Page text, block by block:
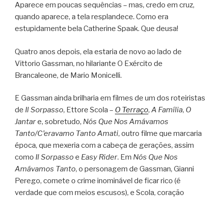
Aparece em poucas sequências – mas, credo em cruz,
quando aparece, a tela resplandece. Como era
estupidamente bela Catherine Spaak. Que deusa!
Quatro anos depois, ela estaria de novo ao lado de
Vittorio Gassman, no hilariante O Exército de
Brancaleone, de Mario Monicelli.
E Gassman ainda brilharia em filmes de um dos roteiristas
de Il Sorpasso, Ettore Scola – O Terraço, A Família, O
Jantare, sobretudo, Nós Que Nos Amávamos
Tanto/C’eravamo Tanto Amati, outro filme que marcaria
época, que mexeria com a cabeça de gerações, assim
como Il Sorpassoe Easy Rider. Em Nós Que Nos
Amávamos Tanto, o personagem de Gassman, Gianni
Perego, comete o crime inominável de ficar rico (é
verdade que com meios escusos), e Scola, coração